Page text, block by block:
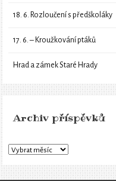
18. 6. Rozloučení s předškoláky
17. 6. – Kroužkování ptáků
Hrad a zámek Staré Hrady
Archiv příspěvků